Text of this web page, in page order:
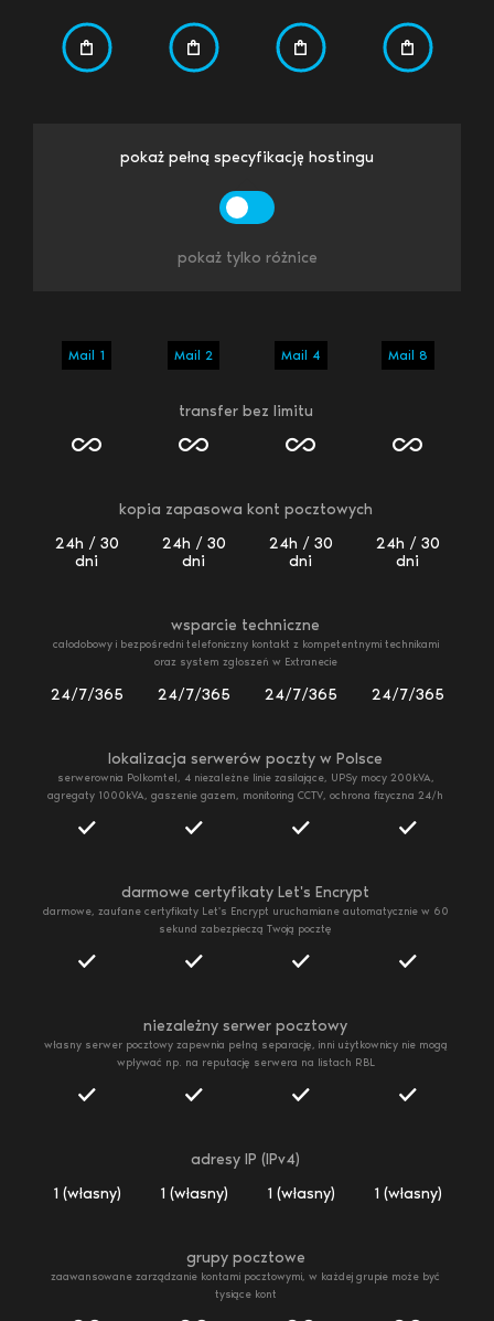
pokaż pełną specyfikację hostingu
pokaż tylko różnice
Mail 1 Mail 2 Mail 4 Mail 8
transfer bez limitu
kopia zapasowa kont pocztowych
24h / 30
dni
24h / 30
dni
24h / 30
dni
24h / 30
dni
wsparcie techniczne
całodobowy i bezpośredni telefoniczny kontakt z kompetentnymi technikami
oraz system zgłoszeń w Extranecie
24/7/365 24/7/365 24/7/365 24/7/365
lokalizacja serwerów poczty w Polsce
serwerownia Polkomtel, 4 niezależne linie zasilające, UPSy mocy 200kVA,
agregaty 1000kVA, gaszenie gazem, monitoring CCTV, ochrona fizyczna 24/h
darmowe certyfikaty Let's Encrypt
darmowe, zaufane certyfikaty Let's Encrypt uruchamiane automatycznie w 60
sekund zabezpieczą Twoją pocztę
niezależny serwer pocztowy
własny serwer pocztowy zapewnia pełną separację, inni użytkownicy nie mogą
wpływać np. na reputację serwera na listach RBL
adresy IP (IPv4)
1 (własny)
1 (własny) 1 (własny) 1 (własny)
grupy pocztowe
zaawansowane zarządzanie kontami pocztowymi, w każdej grupie może być
tysiące kont